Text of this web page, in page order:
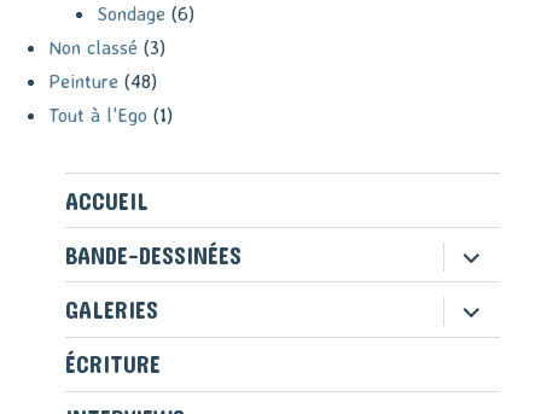
Sondage (6)
Non classé (3)
Peinture (48)
Tout à l'Ego (1)
ACCUEIL
BANDE-DESSINÉES
ouvrir
le
sous-
menu
GALERIES ouvrir
le
ÉCRITURE